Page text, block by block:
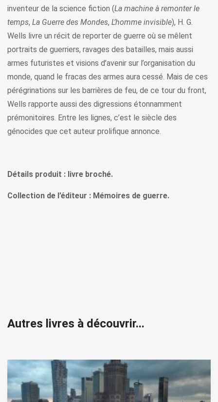
inventeur de la science fiction (La machine à remonter le
temps, La Guerre des Mondes, L’homme invisible), H. G.
Wells livre un récit de reporter de guerre où se mêlent
portraits de guerriers, ravages des batailles, mais aussi
armes futuristes et visions d’avenir sur l’organisation du
monde, quand le fracas des armes aura cessé. Mais de ces
pérégrinations sur les barrières de feu, de ce tour du front,
Wells rapporte aussi des digressions étonnamment
prémonitoires. Entre les lignes, c’est le siècle des
génocides que cet auteur prolifique annonce.
Détails produit : livre broché.
Collection de l’éditeur : Mémoires de guerre.
Autres livres à découvrir...